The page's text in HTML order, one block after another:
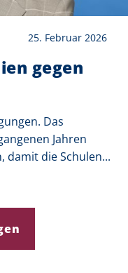
25. Februar 2026
gegen
Das
Jahren
damit die Schulen...